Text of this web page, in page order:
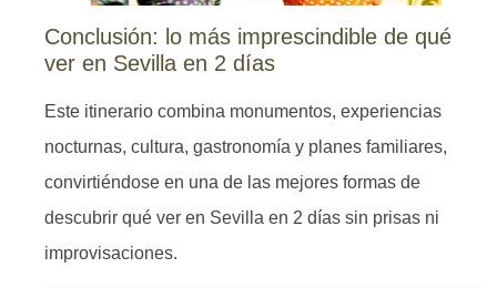
Conclusión: lo más imprescindible de qué
ver en Sevilla en 2 días
Este itinerario combina monumentos, experiencias
nocturnas, cultura, gastronomía y planes familiares,
convirtiéndose en una de las mejores formas de
descubrir qué ver en Sevilla en 2 días sin prisas ni
improvisaciones.